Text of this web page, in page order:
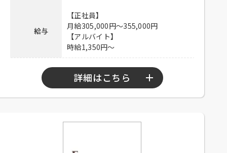
電話連絡後、履歴書持参のうえ、ご
来店ください。
03-6812-2131 担当：山下
給与
【正社員】
月給305,000円～355,000円
【アルバイト】
時給1,350円～
詳細はこちら